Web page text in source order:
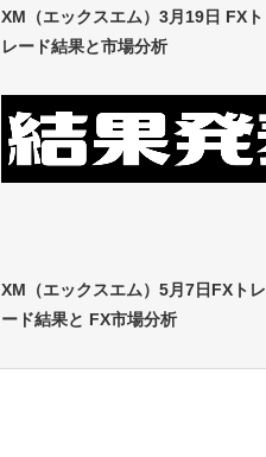
XM（エックスエム）3月19日 FXト
レード結果と市場分析
XM（エックスエム）5月7日FXトレ
ード結果と FX市場分析